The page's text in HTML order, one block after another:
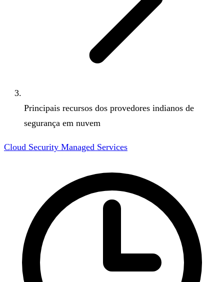
Principais recursos dos provedores indianos de
segurança em nuvem
Cloud Security Managed Services